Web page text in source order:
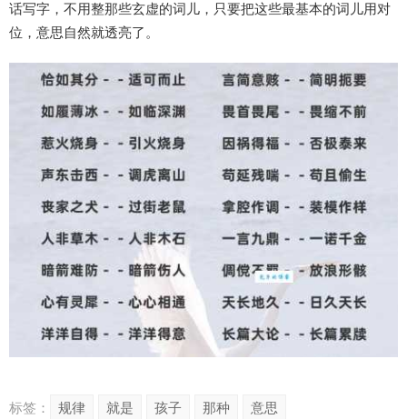
话写字，不用整那些玄虚的词儿，只要把这些最基本的词儿用对
位，意思自然就透亮了。
标签： 规律 就是 孩子 那种 意思